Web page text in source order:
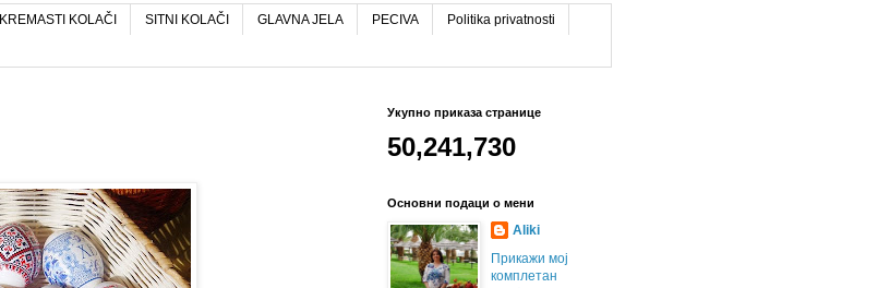
KREMASTI KOLAČI SITNI KOLAČI GLAVNA JELA PECIVA Politika privatnosti
Укупно приказа странице
50,241,730
Основни подаци о мени
Aliki
Прикажи мој
комплетан